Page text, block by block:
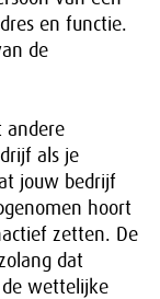
en functie.
de
andere
als je
jouw bedrijf
hoort
zetten. De
dat
wettelijke